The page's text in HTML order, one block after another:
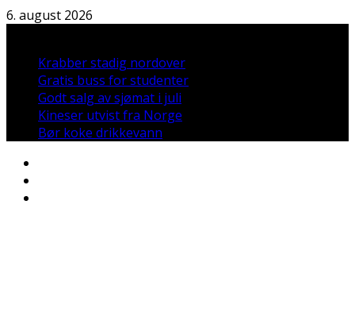
Hopp
6. august 2026
Krabber stadig nordover
Gratis buss for studenter
Godt salg av sjømat i juli
Kineser utvist fra Norge
Bør koke drikkevann